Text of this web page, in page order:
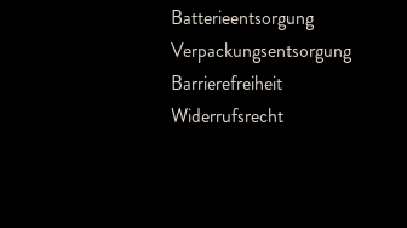
Batterieentsorgung
Verpackungsentsorgung
Barrierefreiheit
Widerrufsrecht